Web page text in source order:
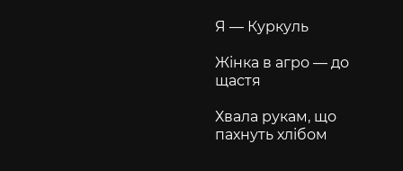
Я — Куркуль
Жінка в агро — до
щастя
Хвала рукам, що
пахнуть хлібом